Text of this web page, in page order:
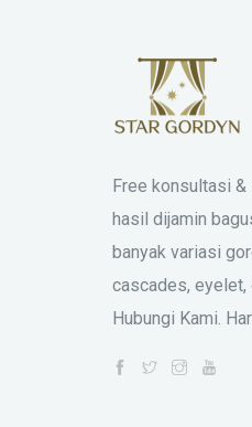
Free konsultasi &
hasil dijamin
banyak variasi
cascades, eyelet,
Hubungi Kami.